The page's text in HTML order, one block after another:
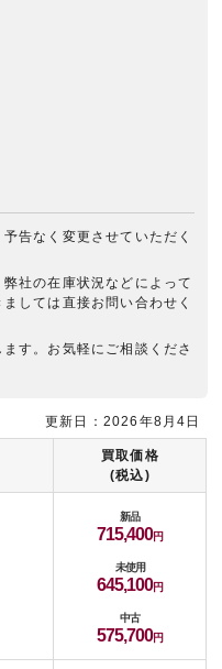
告なく変更させていただく
社の在庫状況などによって
しては直接お問い合わせく
す。お気軽にご相談くださ
買取価格
(税込)
新品
715,400
未使用
645,100
中古
575,700
更新日：2026年8月4日